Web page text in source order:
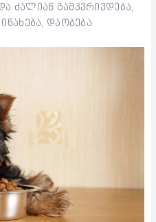
ძალიან გამკვრივდება,
დაობება